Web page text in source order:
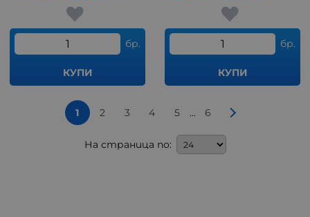
бр.
КУПИ
бр.
КУПИ
1 2 3 4 5 ... 6
На страница по: